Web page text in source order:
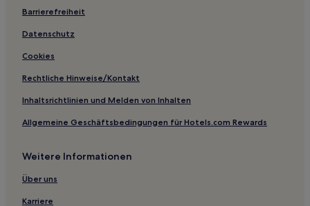
Stair Hotels
Dunure Hotels
Straiton Hotels
Hotels nahe Bahnhof Kilmarnock
Hotels nahe Brig O'Doon
Hotels nahe Alloway Kirk
Barrierefreiheit
Datenschutz
Cookies
Rechtliche Hinweise/Kontakt
Inhaltsrichtlinien und Melden von Inhalten
Allgemeine Geschäftsbedingungen für Hotels.com Rewards
Weitere Informationen
Über uns
Karriere